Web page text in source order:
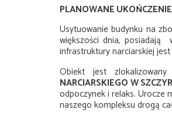
PLANOWANE
Usytuowanie budynku na
większości dnia, posiadają
infrastruktury narciarskiej
Obiekt jest
NARCIARSKIEGO W
odpoczynek i relaks. Urocze
naszego kompleksu drogą